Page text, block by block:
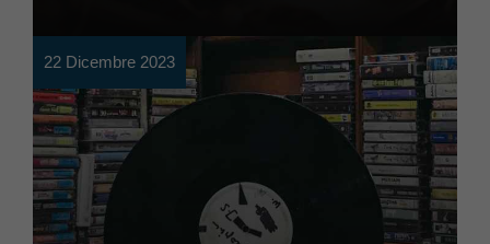
22 Dicembre 2023